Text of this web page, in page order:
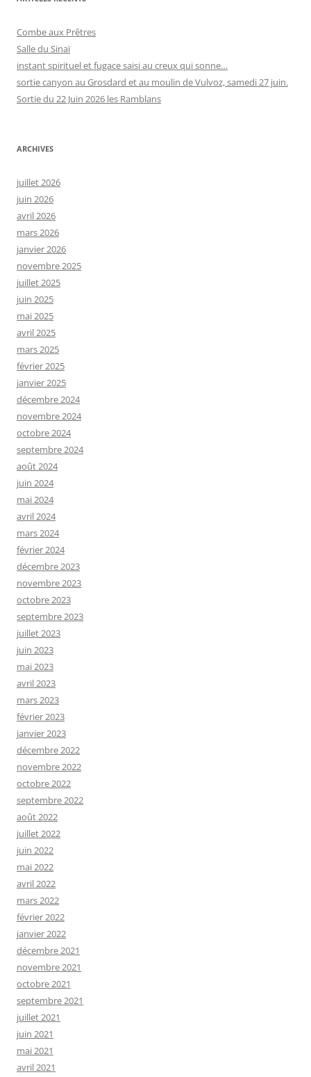
Combe aux Prêtres
Salle du Sinaï
instant spirituel et fugace saisi au creux qui sonne…
sortie canyon au Grosdard et au moulin de Vulvoz, samedi 27 juin.
Sortie du 22 Juin 2026 les Ramblans
ARCHIVES
juillet 2026
juin 2026
avril 2026
mars 2026
janvier 2026
novembre 2025
juillet 2025
juin 2025
mai 2025
avril 2025
mars 2025
février 2025
janvier 2025
décembre 2024
novembre 2024
octobre 2024
septembre 2024
août 2024
juin 2024
mai 2024
avril 2024
mars 2024
février 2024
décembre 2023
novembre 2023
octobre 2023
septembre 2023
juillet 2023
juin 2023
mai 2023
avril 2023
mars 2023
février 2023
janvier 2023
décembre 2022
novembre 2022
octobre 2022
septembre 2022
août 2022
juillet 2022
juin 2022
mai 2022
avril 2022
mars 2022
février 2022
janvier 2022
décembre 2021
novembre 2021
octobre 2021
septembre 2021
juillet 2021
juin 2021
mai 2021
avril 2021